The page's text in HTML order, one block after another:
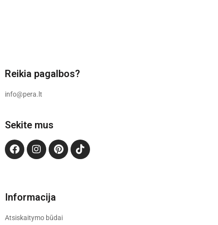
Reikia pagalbos?
info@pera.lt
Sekite mus
Informacija
Atsiskaitymo būdai